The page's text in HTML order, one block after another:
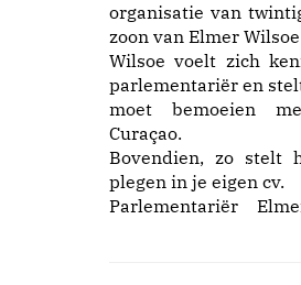
organisatie van
zoon van Elmer
Wilsoe voelt zich
parlementariër en
moet bemoeien
Curaçao.
Bovendien, zo stelt
plegen in je eigen cv.
Parlementariër